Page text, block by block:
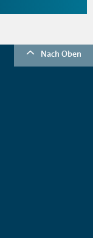
Nach Oben